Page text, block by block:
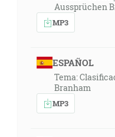
Aussprüchen
MP3
ESPAÑOL
Tema:
Branham
MP3